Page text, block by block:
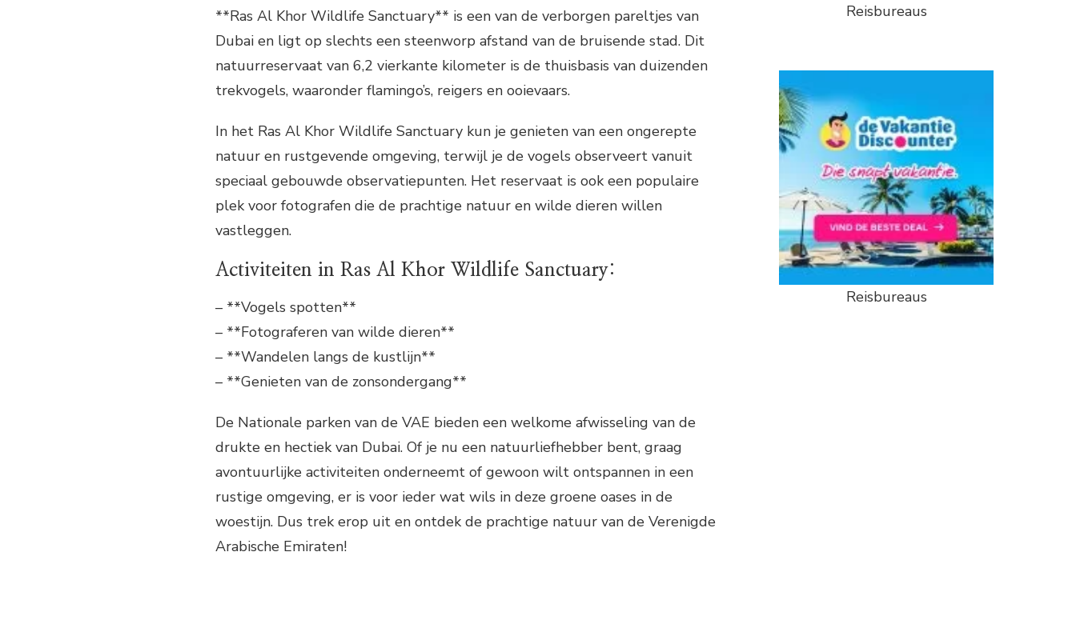
**Ras Al Khor Wildlife Sanctuary** is een van de verborgen pareltjes van
Dubai en ligt op slechts een steenworp afstand van de bruisende stad. Dit
natuurreservaat van 6,2 vierkante kilometer is de thuisbasis van duizenden
trekvogels, waaronder flamingo’s, reigers en ooievaars.
In het Ras Al Khor Wildlife Sanctuary kun je genieten van een ongerepte
natuur en rustgevende omgeving, terwijl je de vogels observeert vanuit
speciaal gebouwde observatiepunten. Het reservaat is ook een populaire
plek voor fotografen die de prachtige natuur en wilde dieren willen
vastleggen.
Activiteiten in Ras Al Khor Wildlife Sanctuary:
– **Vogels spotten**
– **Fotograferen van wilde dieren**
– **Wandelen langs de kustlijn**
– **Genieten van de zonsondergang**
De Nationale parken van de VAE bieden een welkome afwisseling van de
drukte en hectiek van Dubai. Of je nu een natuurliefhebber bent, graag
avontuurlijke activiteiten onderneemt of gewoon wilt ontspannen in een
rustige omgeving, er is voor ieder wat wils in deze groene oases in de
woestijn. Dus trek erop uit en ontdek de prachtige natuur van de Verenigde
Arabische Emiraten!
Reisbureaus
Reisbureaus